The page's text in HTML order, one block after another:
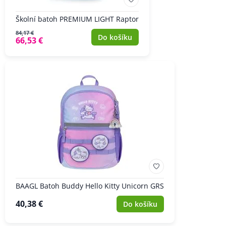
Školní batoh PREMIUM LIGHT Raptor
84,17 €
66,53 € Do košíku
BAAGL Batoh Buddy Hello Kitty Unicorn GRS
40,38 € Do košíku